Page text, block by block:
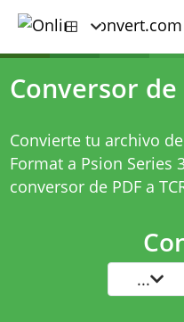
Conversor de
Convierte tu archivo
Format a Psion Series
conversor de PDF a
...